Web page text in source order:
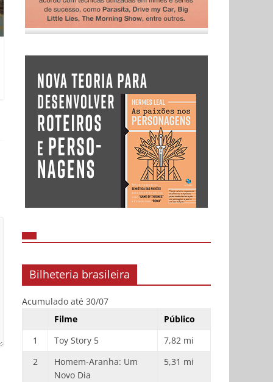
Bilheteria brasileira
Acumulado até 30/07
Filme
Público
1
Toy Story 5
7,82 mi
2
Homem-Aranha: Um
Novo Dia
5,31 mi